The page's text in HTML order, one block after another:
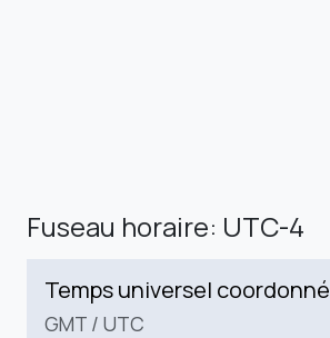
Fuseau horaire: UTC-4
Temps universel coordonné
GMT / UTC